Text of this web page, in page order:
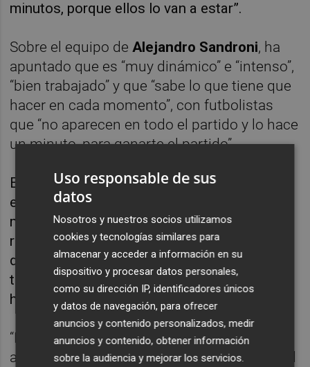
minutos, porque ellos lo van a estar”.
Sobre el equipo de Alejandro Sandroni, ha
apuntado que es “muy dinámico” e “intenso”,
“bien trabajado” y que “sabe lo que tiene que
hacer en cada momento”, con futbolistas
que “no aparecen en todo el partido y lo hace
un minuto, para ganarte el partido”.
El técnico del Alcoyano reconoce que su
equipo no llega a este partido en su mejor
momento anímico. “No es lo mismo ir con
resultados positivos, que hacerlo con una
dinámica negativa como la nuestra, sobre
todo a nivel de confianza y de atreverse a
hacer cosas”, ha indicado.
“El Intercity podrá jugar con ello”, ha
agregado Parras, “aunque también es verdad
Uso responsable de sus
datos
Nosotros y nuestros socios utilizamos
cookies y tecnologías similares para
almacenar y acceder a información en su
dispositivo y procesar datos personales,
como su dirección IP, identificadores únicos
y datos de navegación, para ofrecer
anuncios y contenido personalizados, medir
anuncios y contenido, obtener información
sobre la audiencia y mejorar los servicios.